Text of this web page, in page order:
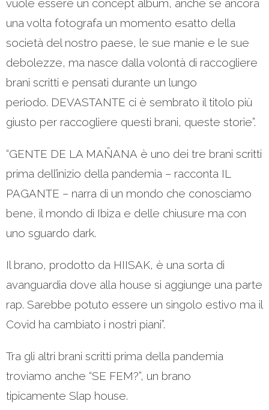
vuole essere un concept album, anche se ancora
una volta fotografa un momento esatto della
società del nostro paese, le sue manie e le sue
debolezze, ma nasce dalla volontà di raccogliere
brani scritti e pensati durante un lungo
periodo. DEVASTANTE ci è sembrato il titolo più
giusto per raccogliere questi brani, queste storie”.
“GENTE DE LA MAÑANA è uno dei tre brani scritti
prima dell’inizio della pandemia – racconta IL
PAGANTE – narra di un mondo che conosciamo
bene, il mondo di Ibiza e delle chiusure ma con
uno sguardo dark.
Il brano, prodotto da HIISAK, è una sorta di
avanguardia dove alla house si aggiunge una parte
rap. Sarebbe potuto essere un singolo estivo ma il
Covid ha cambiato i nostri piani”.
Tra gli altri brani scritti prima della pandemia
troviamo anche “SE FEM?”, un brano
tipicamente Slap house.